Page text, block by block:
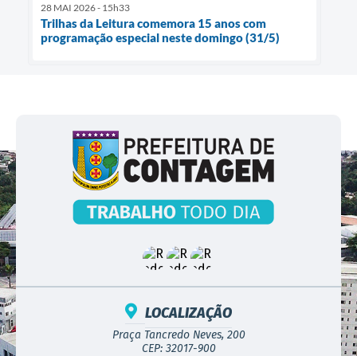
28 MAI 2026 - 15h33
Trilhas da Leitura comemora 15 anos com
programação especial neste domingo (31/5)
LOCALIZAÇÃO
Praça Tancredo Neves, 200
CEP: 32017-900